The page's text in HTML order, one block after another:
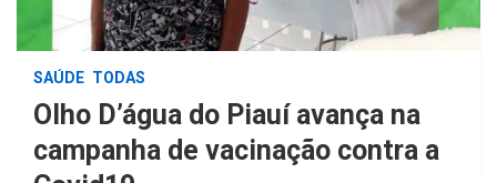
SAÚDE TODAS
Olho D’água do Piauí avança na
campanha de vacinação contra a